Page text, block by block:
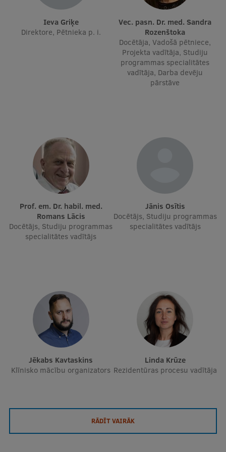
Starptautiskā sadarbība
EATRIS koordinators Latvijā
Ieva Griķe
Direktore, Pētnieka p. i.
Vec. pasn. Dr. med. Sandra
Rozenštoka
Docētāja, Vadošā pētniece,
Projekta vadītāja, Studiju
programmas specialitātes
vadītāja, Darba devēju
pārstāve
Prof. em. Dr. habil. med.
Romans Lācis
Docētājs, Studiju programmas
specialitātes vadītājs
Jānis Osītis
Docētājs, Studiju programmas
specialitātes vadītājs
Jēkabs Kavtaskins
Klīnisko mācību organizators
Linda Krūze
Rezidentūras procesu vadītāja
RĀDĪT VAIRĀK